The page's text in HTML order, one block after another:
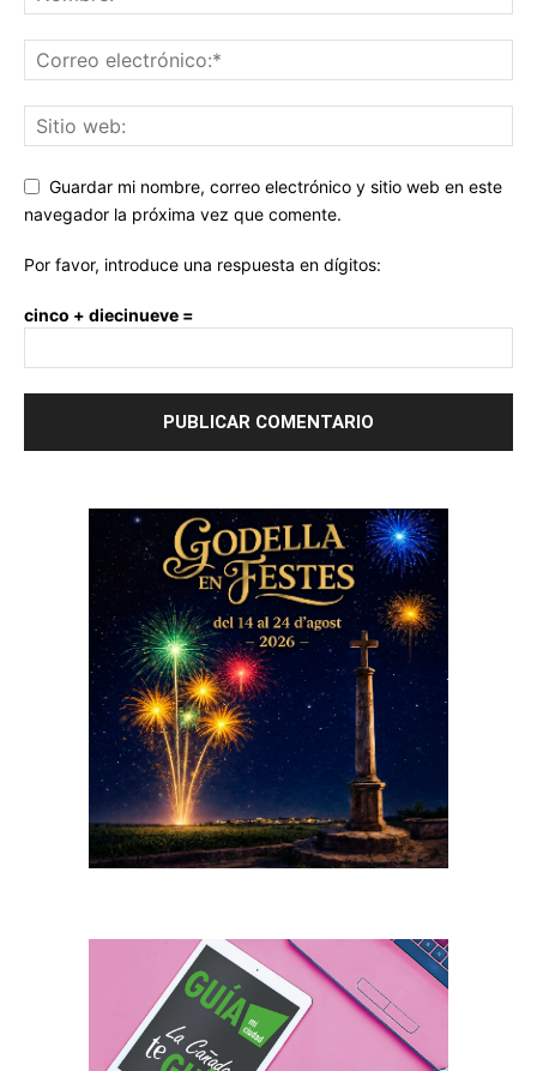
Guardar mi nombre, correo electrónico y sitio web en este
navegador la próxima vez que comente.
Por favor, introduce una respuesta en dígitos:
cinco + diecinueve =